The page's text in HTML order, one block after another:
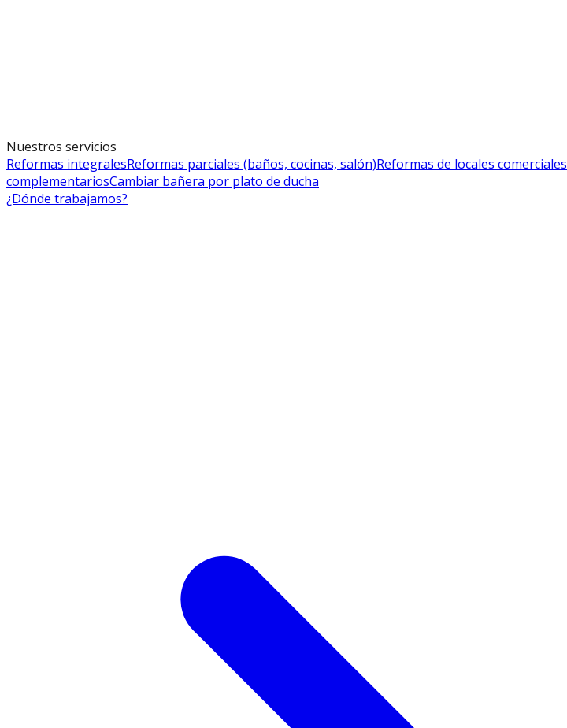
Nuestros servicios
Reformas integralesReformas parciales (baños, cocinas, salón)Reformas de locales comerciales
complementariosCambiar bañera por plato de ducha
¿Dónde trabajamos?